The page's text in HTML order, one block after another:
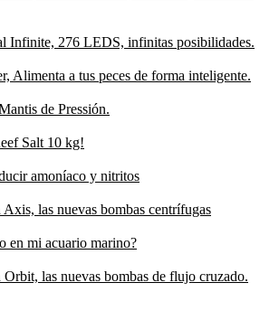
Infinite, 276 LEDS, infinitas posibilidades.
Alimenta a tus peces de forma inteligente.
de Pressión.
Salt 10 kg!
amoníaco y nitritos
las nuevas bombas centrífugas
en mi acuario marino?
las nuevas bombas de flujo cruzado.